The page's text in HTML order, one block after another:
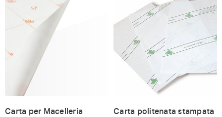
Carta per Macelleria Carta politenata stampata